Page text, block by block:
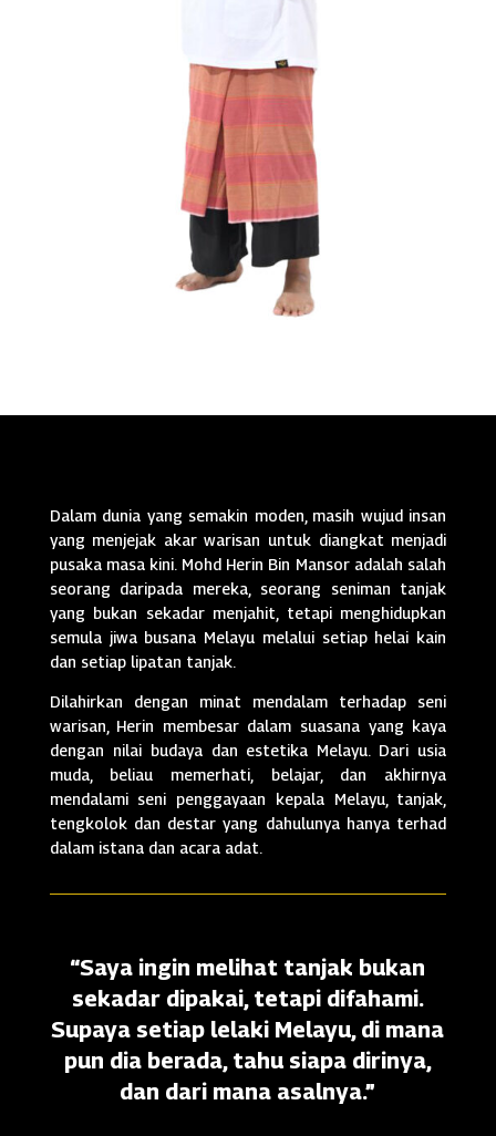
Dalam dunia yang semakin moden, masih wujud insan
yang menjejak akar warisan untuk diangkat menjadi
pusaka masa kini. Mohd Herin Bin Mansor adalah salah
seorang daripada mereka, seorang seniman tanjak
yang bukan sekadar menjahit, tetapi menghidupkan
semula jiwa busana Melayu melalui setiap helai kain
dan setiap lipatan tanjak.
Dilahirkan dengan minat mendalam terhadap seni
warisan, Herin membesar dalam suasana yang kaya
dengan nilai budaya dan estetika Melayu. Dari usia
muda, beliau memerhati, belajar, dan akhirnya
mendalami seni penggayaan kepala Melayu, tanjak,
tengkolok dan destar yang dahulunya hanya terhad
dalam istana dan acara adat.
“Saya ingin melihat tanjak bukan
sekadar dipakai, tetapi difahami.
Supaya setiap lelaki Melayu, di mana
pun dia berada, tahu siapa dirinya,
dan dari mana asalnya.”